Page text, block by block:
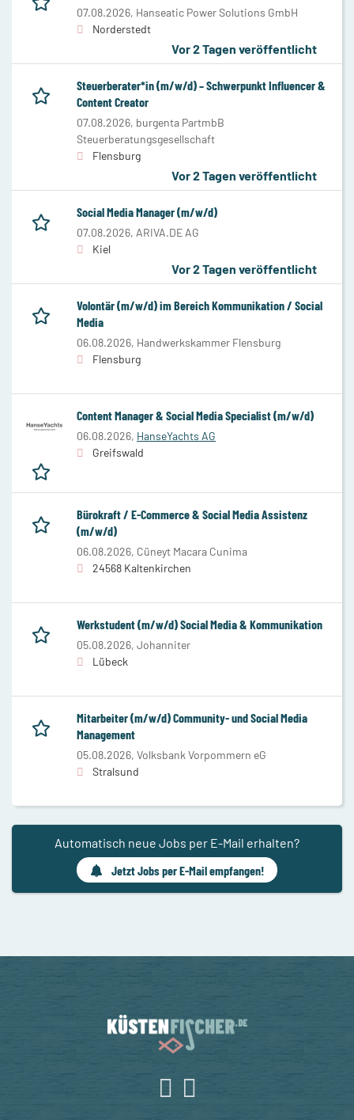
07.08.2026, Hanseatic Power Solutions GmbH
Norderstedt
Vor 2 Tagen veröffentlicht
Steuerberater*in (m/w/d) – Schwerpunkt Influencer &
Content Creator
07.08.2026, burgenta PartmbB
Steuerberatungsgesellschaft
Flensburg
Vor 2 Tagen veröffentlicht
Social Media Manager (m/w/d)
07.08.2026, ARIVA.DE AG
Kiel
Vor 2 Tagen veröffentlicht
Volontär (m/w/d) im Bereich Kommunikation / Social
Media
06.08.2026, Handwerkskammer Flensburg
Flensburg
Content Manager & Social Media Specialist (m/w/d)
06.08.2026, HanseYachts AG
Greifswald
Bürokraft / E-Commerce & Social Media Assistenz
(m/w/d)
06.08.2026, Cüneyt Macara Cunima
24568 Kaltenkirchen
Werkstudent (m/w/d) Social Media & Kommunikation
05.08.2026, Johanniter
Lübeck
Mitarbeiter (m/w/d) Community- und Social Media
Management
05.08.2026, Volksbank Vorpommern eG
Stralsund
Automatisch neue Jobs per E-Mail erhalten?
Jetzt Jobs per E-Mail empfangen!